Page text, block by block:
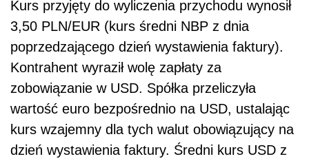
Kurs przyjęty do wyliczenia przychodu wynosił
3,50 PLN/EUR (kurs średni NBP z dnia
poprzedzającego dzień wystawienia faktury).
Kontrahent wyraził wolę zapłaty za
zobowiązanie w USD. Spółka przeliczyła
wartość euro bezpośrednio na USD, ustalając
kurs wzajemny dla tych walut obowiązujący na
dzień wystawienia faktury. Średni kurs USD z